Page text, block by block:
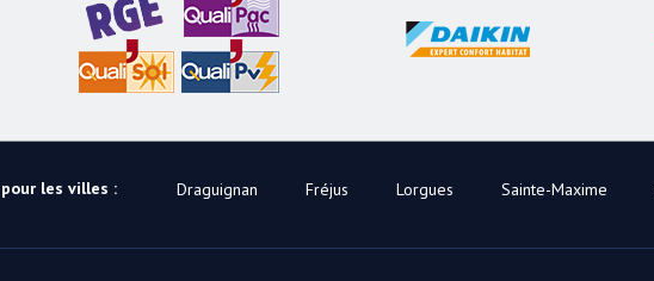
les villes : Draguignan Fréjus Lorgues Sainte-Maxime